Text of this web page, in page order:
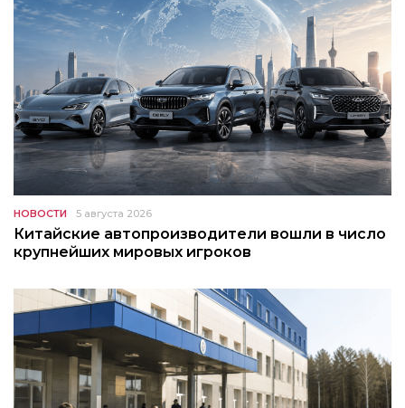
НОВОСТИ 5 августа 2026
Китайские автопроизводители вошли в число
крупнейших мировых игроков